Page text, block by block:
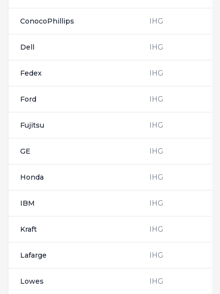
ConocoPhillips IHG
Dell IHG
Fedex IHG
Ford IHG
Fujitsu IHG
GE IHG
Honda IHG
IBM IHG
Kraft IHG
Lafarge IHG
Lowes IHG